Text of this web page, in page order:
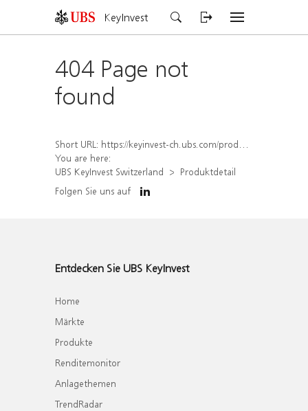
KeyInvest
404 Page not
found
Short URL: https://keyinvest-ch.ubs.com/produkt/detail/index/isin/CH1564672355
You are here:
UBS KeyInvest Switzerland
Produktdetail
Folgen Sie uns auf
Entdecken Sie UBS KeyInvest
Home
Märkte
Produkte
Renditemonitor
Anlagethemen
TrendRadar